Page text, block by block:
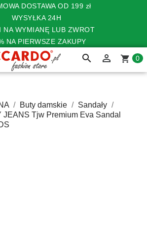
DOSTAWA OD 199 zł
WYSYŁKA 24H
NA WYMIANĘ LUB ZWROT
NA PIERWSZE ZAKUPY
search  shopping_cart 0
Buty damskie
Sandały
JEANS Tjw Premium Eva Sandal